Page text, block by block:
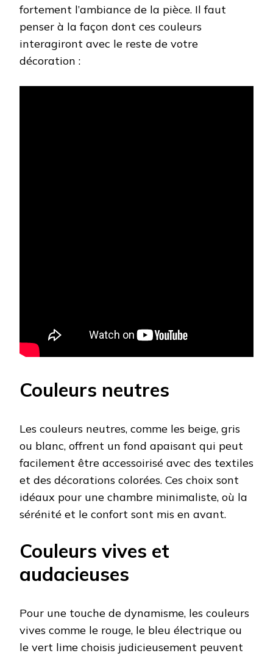
fortement l’ambiance de la pièce. Il faut
penser à la façon dont ces couleurs
interagiront avec le reste de votre
décoration :
Couleurs neutres
Les couleurs neutres, comme les beige, gris
ou blanc, offrent un fond apaisant qui peut
facilement être accessoirisé avec des textiles
et des décorations colorées. Ces choix sont
idéaux pour une chambre minimaliste, où la
sérénité et le confort sont mis en avant.
Couleurs vives et
audacieuses
Pour une touche de dynamisme, les couleurs
vives comme le rouge, le bleu électrique ou
le vert lime choisis judicieusement peuvent